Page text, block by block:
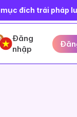
bạn sẽ phải
Đăng
nhập